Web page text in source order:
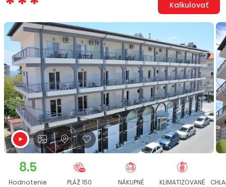
Kalkulovať
8.5
Hodnotenie
PLÁŽ 150
NÁKUPNÉ
KLIMATIZOVANÉ